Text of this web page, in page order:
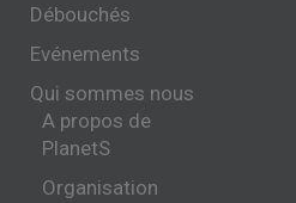
Débouchés
Evénements
Qui sommes nous
A propos de
PlanetS
Organisation